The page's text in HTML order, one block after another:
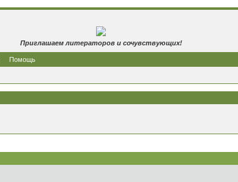
Приглашаем литераторов и сочувствующих!
Помощь